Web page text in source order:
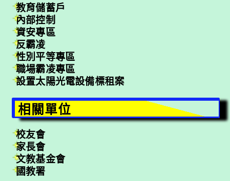
教育儲蓄戶
內部控制
資安專區
反霸凌
性別平等專區
職場霸凌專區
設置太陽光電設備標租案
相關單位
校友會
家長會
文教基金會
國教署